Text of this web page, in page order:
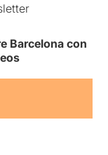
Barcelona con